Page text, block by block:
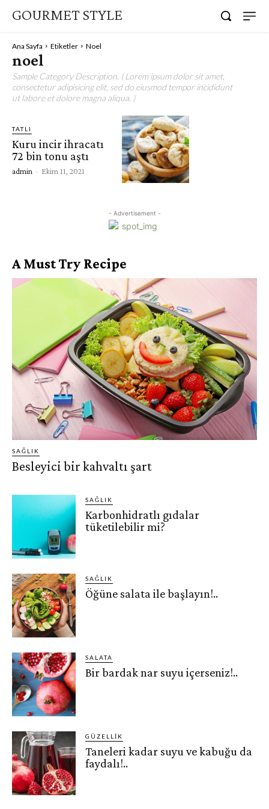
GOURMET STYLE
Ana Sayfa Etiketler Noel
noel
Sample Category Description. ( Lorem ipsum dolor sit amet,
consectetur adipisicing elit, sed do eiusmod tempor incididunt
ut labore et dolore magna aliqua. )
TATLI
Kuru incir ihracatı
72 bin tonu aştı
admin - Ekim 11, 2021
- Advertisement -
A Must Try Recipe
SAĞLIK
Besleyici bir kahvaltı şart
SAĞLIK
Karbonhidratlı gıdalar
tüketilebilir mi?
SAĞLIK
Öğüne salata ile başlayın!..
SALATA
Bir bardak nar suyu içerseniz!..
GÜZELLIK
Taneleri kadar suyu ve kabuğu da
faydalı!..